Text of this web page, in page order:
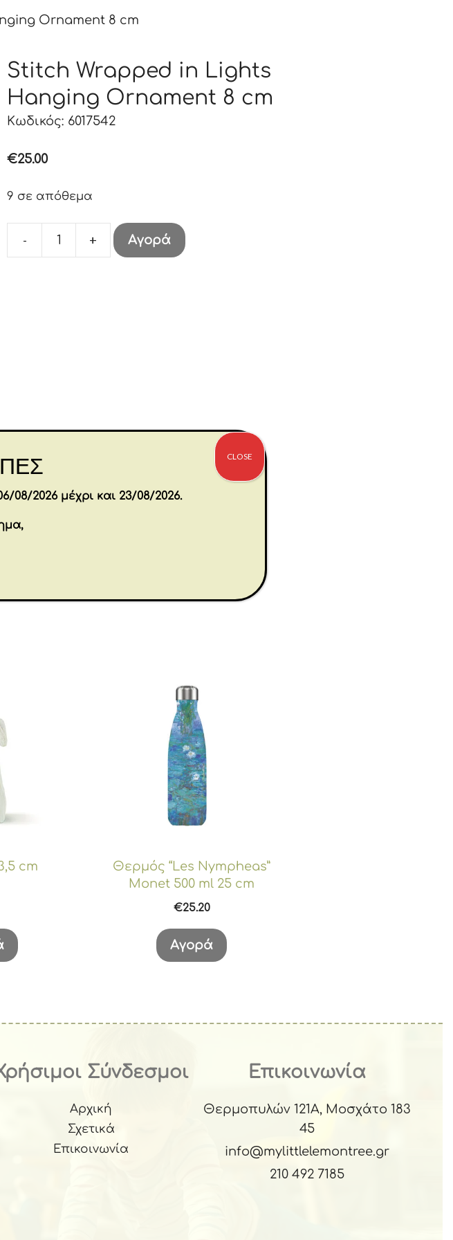
Ornament 8 cm
Stitch Wrapped in Lights
Hanging Ornament 8 cm
Κωδικός: 6017542
€25.00
9 σε απόθεμα
- + Αγορά
cm
Θερμός “Les Nympheas”
Monet 500 ml 25 cm
€25.20
Αγορά
Σύνδεσμοι
Αρχική
Σχετικά
Επικοινωνία
Επικοινωνία
Θερμοπυλών 121Α, Μοσχάτο 183
45
info@mylittlelemontree.gr
210 492 7185
08/2026 μέχρι και 23/08/2026.
CLOSE